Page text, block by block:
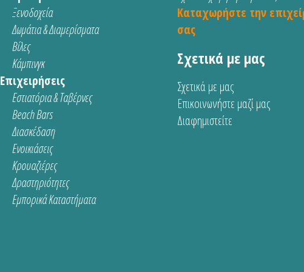
Ξενοδοχεία
Δωμάτια & Διαμερίσματα
Βίλες
Κάμπινγκ
Επιχειρήσεις
Εστιατόρια & Ταβέρνες
Beach Bars
Διασκέδαση
Ενοικιάσεις
Κρουαζιέρες
Δραστηριότητες
Εμπορικά Καταστήματα
Καταχωρήστε την
σας
Σχετικά με μας
Σχετικά με μας
Επικοινωνήστε μαζί μας
Διαφημιστείτε